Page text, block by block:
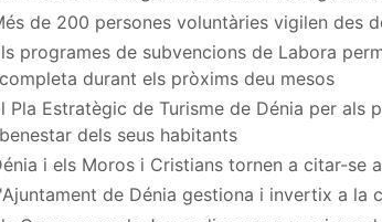
Fa
ce
bo
ok
Tw
itt
er
de 200 persones voluntàries vigilen des
programes de subvencions de Labora
completa durant els pròxims deu mesos
Pla Estratègic de Turisme de Dénia per als
benestar dels seus habitants
i els Moros i Cristians tornen a citar-se
de Dénia gestiona i invertix a la